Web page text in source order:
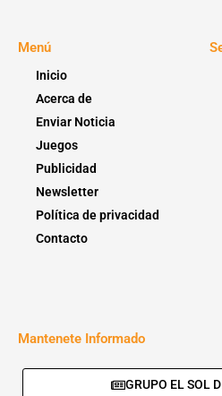
Menú
Inicio
Acerca de
Enviar Noticia
Juegos
Publicidad
Newsletter
Política de privacidad
Contacto
Mantenete Informado
GRUPO EL SOL